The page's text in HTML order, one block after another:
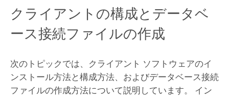
クライアントの構成とデータベ
ース接続ファイルの作成
次のトピックでは、クライアント ソフトウェアのイ
ンストール方法と構成方法、およびデータベース接続
ファイルの作成方法について説明しています。 イン